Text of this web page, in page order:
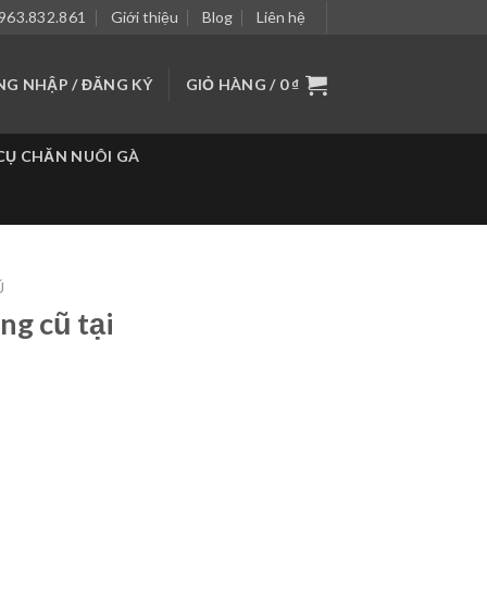
Giới thiệu Blog Liên hệ
NHẬP / ĐĂNG KÝ GIỎ HÀNG / 0₫
CHĂN NUÔI GÀ
cũ tại